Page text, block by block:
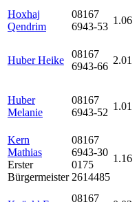
Hoxhaj
Qendrim
08167
6943-53
1.06
Huber Heike
08167
6943-66
2.01
Huber
Melanie
08167
6943-52
1.01
Kern
Mathias
Erster
Bürgermeister
08167
6943-30
0175
2614485
1.16
08167